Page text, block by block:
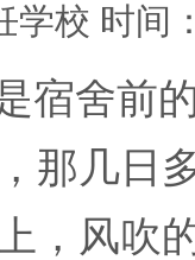
学校 时间
宿舍前
那几日
，风吹